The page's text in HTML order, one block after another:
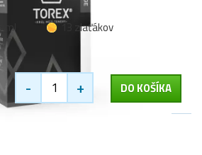
ml
13 zlaťákov
- + DO KOŠÍKA